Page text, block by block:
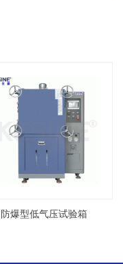
防爆型低气压试验箱